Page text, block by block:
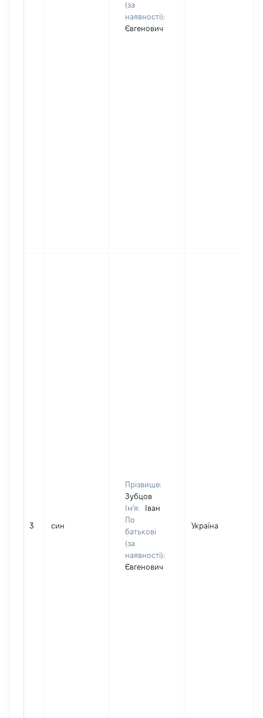
(за
наявності):
Євгенович
3 син
Прізвище:
Зубцов
Ім'я:
Іван
По
батькові
(за
наявності):
Євгенович
Україна